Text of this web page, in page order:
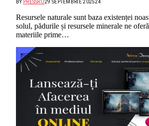
BY PRESSRO29 SEPTEMBRIE 202524
Resursele naturale sunt baza existenței
solul, pădurile și resursele minerale ne
materiile prime…